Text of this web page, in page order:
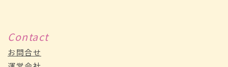
Contact
お問合せ